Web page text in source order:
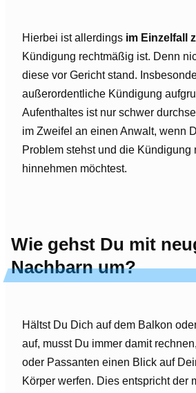
Hierbei ist allerdings im Einzelfall
Kündigung rechtmäßig ist. Denn
diese vor Gericht stand.
außerordentliche Kündigung
Aufenthaltes ist nur schwer
im Zweifel an einen Anwalt, wenn
Problem stehst und die Kündigung
hinnehmen möchtest.
Wie gehst Du mit
Nachbarn um?
Hältst Du Dich auf dem Balkon
auf, musst Du immer damit
oder Passanten einen Blick auf
Körper werfen. Dies entspricht der